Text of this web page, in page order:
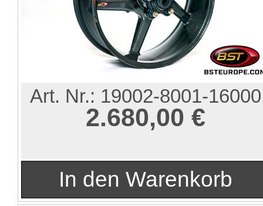
Art. Nr.: 19002-8001-16000
2.680,00 €